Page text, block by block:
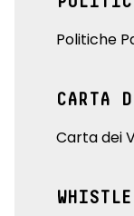
Politiche
CARTA
Carta dei